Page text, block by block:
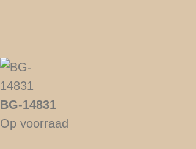
BG-14831
Op voorraad